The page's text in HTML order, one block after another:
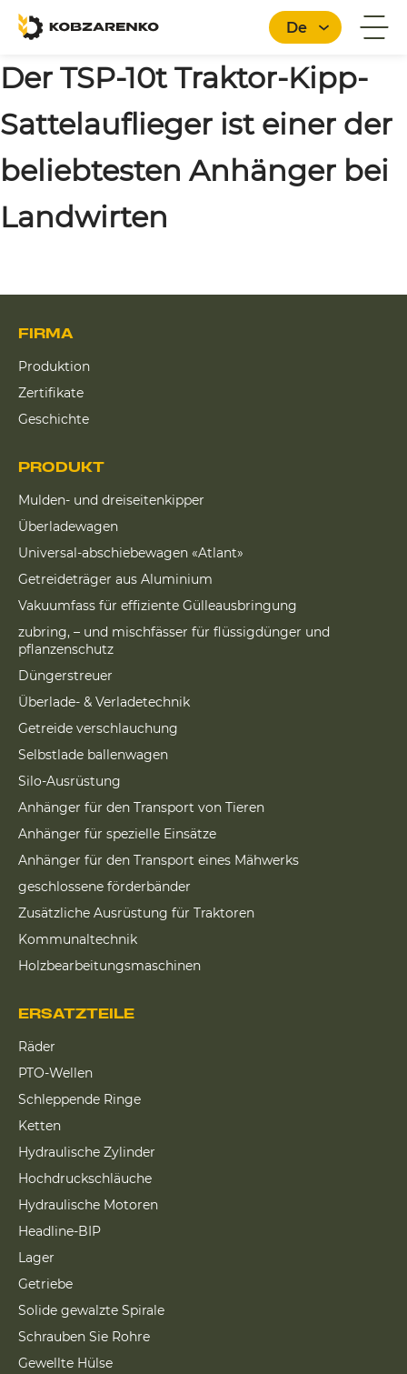
De
Deutsch
Der TSP-10t Traktor-Kipp-
Sattelauflieger ist einer der
beliebtesten Anhänger bei
Landwirten
FIRMA
Produktion
Zertifikate
Geschichte
PRODUKT
Mulden- und dreiseitenkipper
Überladewagen
Universal-abschiebewagen «Atlant»
Getreideträger aus Aluminium
Vakuumfass für effiziente Gülleausbringung
zubring, – und mischfässer für flüssigdünger und
pflanzenschutz
Düngerstreuer
Überlade- & Verladetechnik
Getreide verschlauchung
Selbstlade ballenwagen
Silo-Ausrüstung
Anhänger für den Transport von Tieren
Anhänger für spezielle Einsätze
Anhänger für den Transport eines Mähwerks
geschlossene förderbänder
Zusätzliche Ausrüstung für Traktoren
Kommunaltechnik
Holzbearbeitungsmaschinen
ERSATZTEILE
Räder
PTO-Wellen
Schleppende Ringe
Ketten
Hydraulische Zylinder
Hochdruckschläuche
Hydraulische Motoren
Headline-BIP
Lager
Getriebe
Solide gewalzte Spirale
Schrauben Sie Rohre
Gewellte Hülse